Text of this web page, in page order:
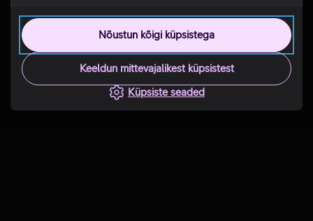
Nõustun kõigi küpsistega
Keeldun mittevajalikest küpsistest
Küpsiste seaded